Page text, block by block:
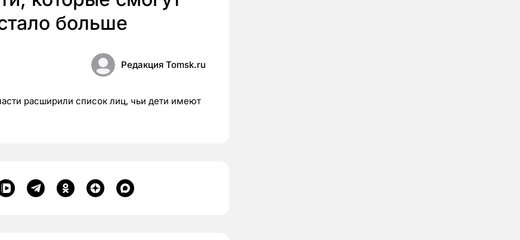
больше
Редакция Tomsk.ru
расширили список лиц, чьи дети имеют